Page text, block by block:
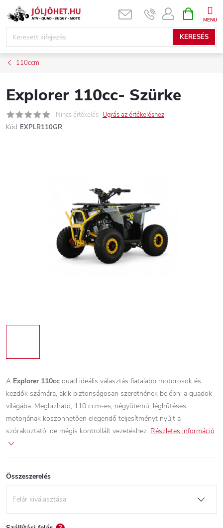
Ugrás
KERESÉS
KOSÁR
110ccm
Explorer 110cc- Szürke
Nincs értékelés Ugrás az értékeléshez
Kód: EXPLR110GR
A Explorer 110cc quad ideális választás fiatalabb motorosok és
kezdők számára, akik biztonságosan szeretnének belépni a quadok
világába. Megbízható, 110 ccm-es, négyütemű, léghűtéses
motorjának köszönhetően elegendő teljesítményt nyújt a
szórakoztató, de mégis kontrollált vezetéshez. Részletes információ
Összeszerelés